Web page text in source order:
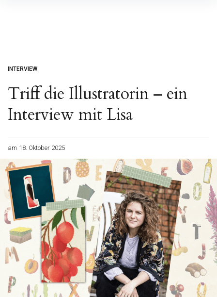
INTERVIEW
Triff die Illustratorin – ein
Interview mit Lisa
am 18. Oktober 2025